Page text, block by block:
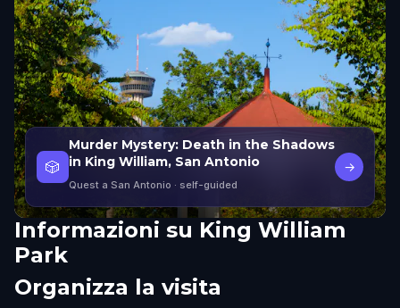
🎲
Murder Mystery: Death in the Shadows
in King William, San Antonio
Quest a San Antonio · self-guided
→
Informazioni su King William
Park
Organizza la visita